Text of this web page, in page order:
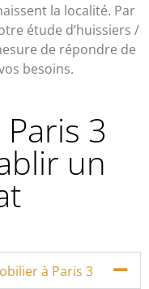
la localité. Par
étude d’huissiers /
de répondre de
besoins.
3
un
à Paris 3